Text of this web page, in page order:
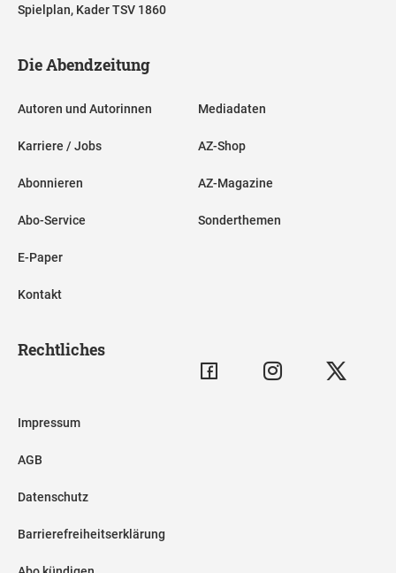
Spielplan, Kader TSV 1860
Die Abendzeitung
Autoren und Autorinnen
Karriere / Jobs
Abonnieren
Abo-Service
E-Paper
Kontakt
Mediadaten
AZ-Shop
AZ-Magazine
Sonderthemen
Rechtliches
Impressum
AGB
Datenschutz
Barrierefreiheitserklärung